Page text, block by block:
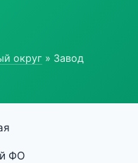
округ » Завод
ФО